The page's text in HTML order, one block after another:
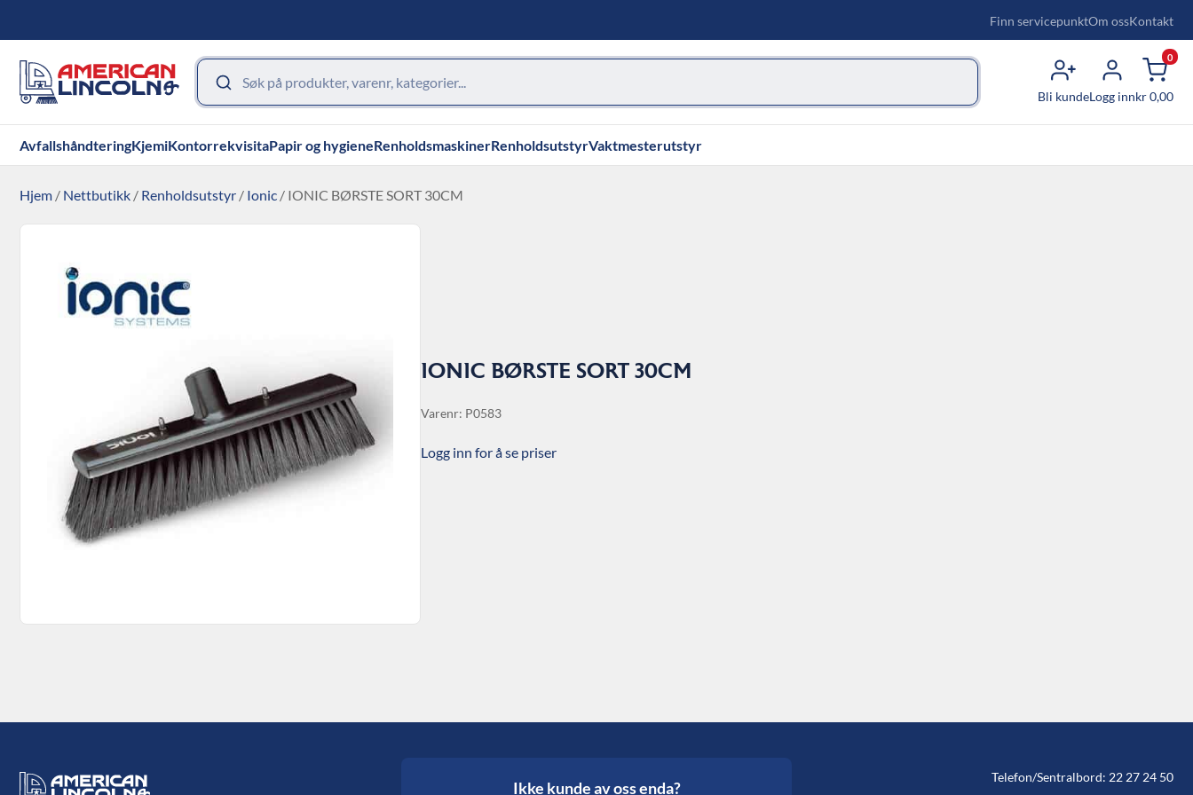
Finn servicepunktOm ossKontakt
Bli kundeLogg inn
0
kr0,00
AvfallshåndteringKjemiKontorrekvisitaPapir og hygieneRenholdsmaskinerRenholdsutstyrVaktmesterutstyr
Hjem / Nettbutikk / Renholdsutstyr / Ionic / IONIC BØRSTE SORT 30CM
IONIC BØRSTE SORT 30CM
Varenr: P0583
Logg inn for å se priser
Ikke kunde av oss enda?
Telefon/Sentralbord: 22 27 24 50